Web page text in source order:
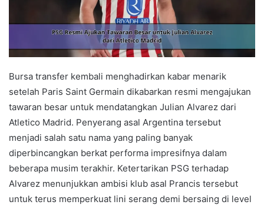
Bursa transfer kembali menghadirkan kabar menarik
setelah Paris Saint Germain dikabarkan resmi mengajukan
tawaran besar untuk mendatangkan Julian Alvarez dari
Atletico Madrid. Penyerang asal Argentina tersebut
menjadi salah satu nama yang paling banyak
diperbincangkan berkat performa impresifnya dalam
beberapa musim terakhir. Ketertarikan PSG terhadap
Alvarez menunjukkan ambisi klub asal Prancis tersebut
untuk terus memperkuat lini serang demi bersaing di level